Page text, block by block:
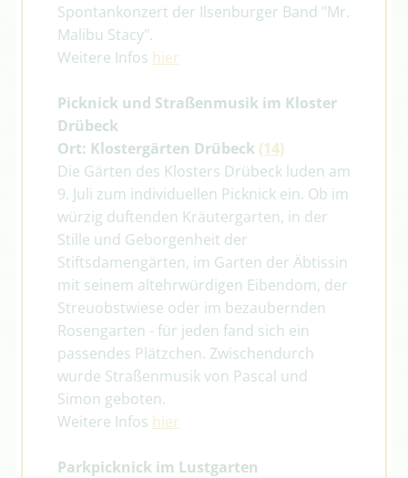
Spontankonzert der Ilsenburger Band "Mr.
Malibu Stacy".
Weitere Infos hier
Picknick und Straßenmusik im Kloster
Drübeck
Ort: Klostergärten Drübeck (14)
Die Gärten des Klosters Drübeck luden am
9. Juli zum individuellen Picknick ein. Ob im
würzig duftenden Kräutergarten, in der
Stille und Geborgenheit der
Stiftsdamengärten, im Garten der Äbtissin
mit seinem altehrwürdigen Eibendom, der
Streuobstwiese oder im bezaubernden
Rosengarten - für jeden fand sich ein
passendes Plätzchen. Zwischendurch
wurde Straßenmusik von Pascal und
Simon geboten.
Weitere Infos hier
Parkpicknick im Lustgarten